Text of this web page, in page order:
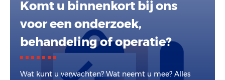
Komt u binnenkort bij ons
voor een onderzoek,
behandeling of operatie?
Wat kunt u verwachten? Wat neemt u mee? Alles